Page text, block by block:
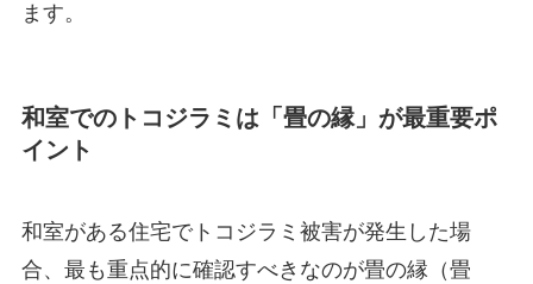
ます。
和室でのトコジラミは「畳の縁」が最重要ポ
イント
和室がある住宅でトコジラミ被害が発生した場
合、最も重点的に確認すべきなのが畳の縁（畳